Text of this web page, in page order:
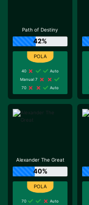
Path of Destiny
42%
40
Auto
Manual 7
70
Auto
Alexander The Great
40%
70 Auto